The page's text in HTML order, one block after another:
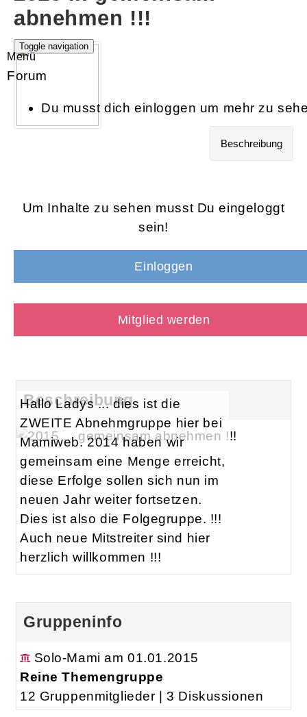
abnehmen !!!
Toggle navigation
Menü
Forum
Du musst dich einloggen um mehr zu
Beschreibung
Um Inhalte zu sehen musst Du eingeloggt
sein!
Einloggen
Mitglied werden
Beschreibung
Hallo Ladys ... dies ist die
ZWEITE Abnehmgruppe hier bei
Mamiweb. 2014 haben wir
gemeinsam eine Menge erreicht,
diese Erfolge sollen sich nun im
neuen Jahr weiter fortsetzen.
Dies ist also die Folgegruppe. !!!
Auch neue Mitstreiter sind hier
herzlich willkommen !!!
Gruppeninfo
Solo-Mami am 01.01.2015
Reine Themengruppe
12 Gruppenmitglieder | 3 Diskussionen